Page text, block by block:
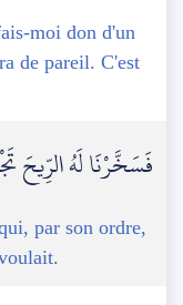
moi don d'un
de pareil. C'est
فَسَخَّرْنَا لَهُ الرِّيحَ
par son ordre,